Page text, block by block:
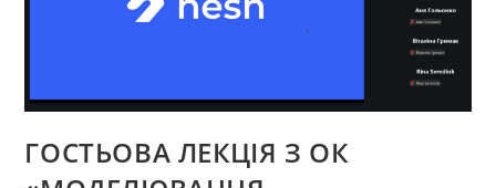
ГОСТЬОВА ЛЕКЦІЯ З ОК